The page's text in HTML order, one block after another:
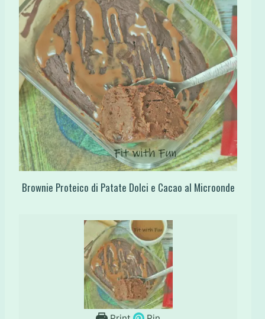
Brownie Proteico di Patate Dolci e Cacao al Microonde